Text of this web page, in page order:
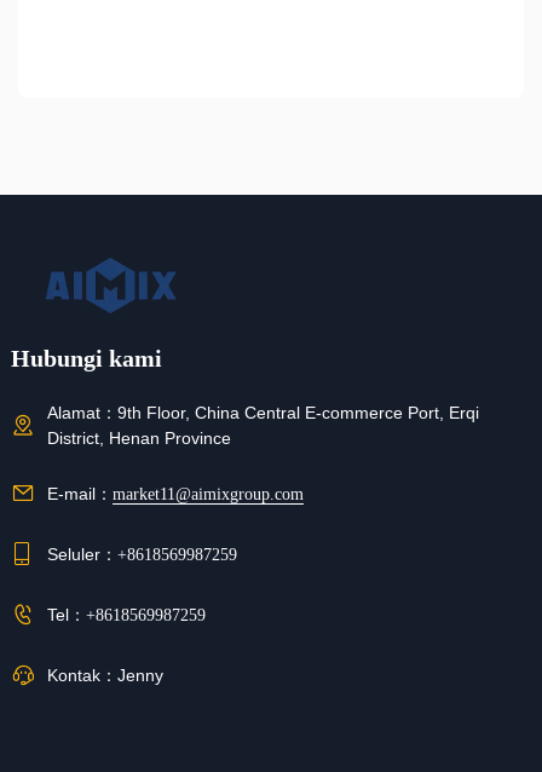
Hubungi kami
Alamat： 9th Floor, China Central E-commerce Port, Erqi
District, Henan Province
E-mail： market11@aimixgroup.com
Seluler： +8618569987259
Tel： +8618569987259
Kontak： Jenny